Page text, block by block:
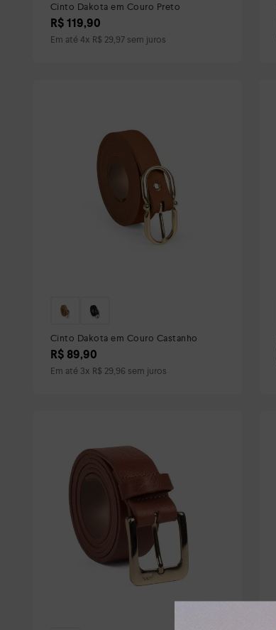
Cinto Dakota em Couro Preto
R$ 119,90
Em até4x R$ 29,97sem juros
Cinto Dakota em Couro Castanho
R$ 89,90
Em até 3x R$ 29,96 sem juros